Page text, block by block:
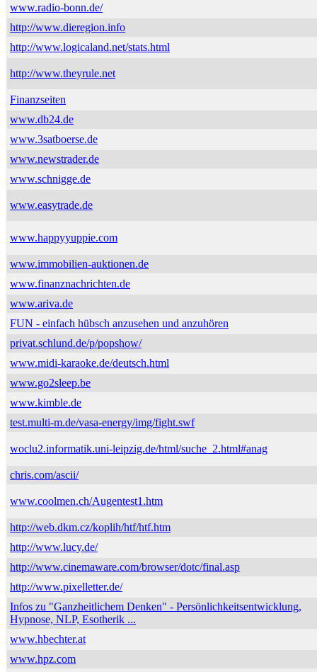
www.radio-bonn.de/
http://www.dieregion.info
http://www.logicaland.net/stats.html
http://www.theyrule.net
Finanzseiten
www.db24.de
www.3satboerse.de
www.newstrader.de
www.schnigge.de
www.easytrade.de
www.happyyuppie.com
www.immobilien-auktionen.de
www.finanznachrichten.de
www.ariva.de
FUN - einfach hübsch anzusehen und anzuhören
privat.schlund.de/p/popshow/
www.midi-karaoke.de/deutsch.html
www.go2sleep.be
www.kimble.de
test.multi-m.de/vasa-energy/img/fight.swf
woclu2.informatik.uni-leipzig.de/html/suche_2.html#anag
chris.com/ascii/
www.coolmen.ch/Augentest1.htm
http://web.dkm.cz/koplih/htf/htf.htm
http://www.lucy.de/
http://www.cinemaware.com/browser/dotc/final.asp
http://www.pixelletter.de/
Infos zu "Ganzheitlichem Denken" - Persönlichkeitsentwicklung,
Hypnose, NLP, Esotherik ...
www.hbechter.at
www.hpz.com